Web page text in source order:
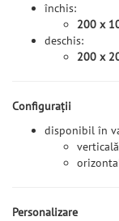
închis:
200 x
deschis:
200 x
Configurații
disponibil în
verticală
Personalizare